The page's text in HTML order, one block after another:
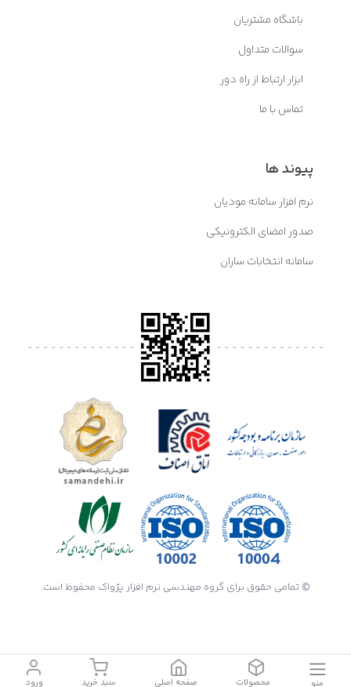
منو محصولات صفحه اصلی سبد خرید ورود
باشگاه مشتریان
سوالات متداول
ابزار ارتباط از راه دور
تماس با ما
پیوند ها
نرم افزار سامانه مودیان
صدور امضای الکترونیکی
سامانه انتخابات ساران
© تمامی حقوق برای گروه مهندسی نرم افزار پژواک محفوظ است.